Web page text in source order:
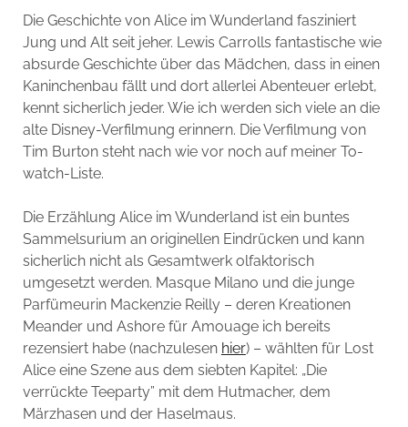
Die Geschichte von Alice im Wunderland fasziniert
Jung und Alt seit jeher. Lewis Carrolls fantastische wie
absurde Geschichte über das Mädchen, dass in einen
Kaninchenbau fällt und dort allerlei Abenteuer erlebt,
kennt sicherlich jeder. Wie ich werden sich viele an die
alte Disney-Verfilmung erinnern. Die Verfilmung von
Tim Burton steht nach wie vor noch auf meiner To-
watch-Liste.
Die Erzählung Alice im Wunderland ist ein buntes
Sammelsurium an originellen Eindrücken und kann
sicherlich nicht als Gesamtwerk olfaktorisch
umgesetzt werden. Masque Milano und die junge
Parfümeurin Mackenzie Reilly – deren Kreationen
Meander und Ashore für Amouage ich bereits
rezensiert habe (nachzulesen hier) – wählten für Lost
Alice eine Szene aus dem siebten Kapitel: „Die
verrückte Teeparty” mit dem Hutmacher, dem
Märzhasen und der Haselmaus.